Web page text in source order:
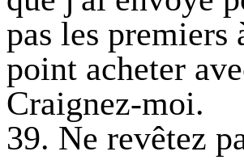
pas les
point acheter
Craignez-moi.
39. Ne revêtez